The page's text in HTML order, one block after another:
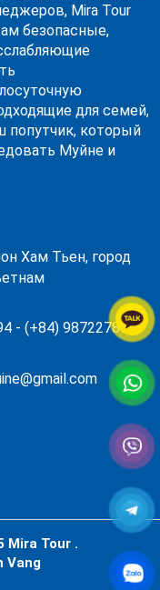
Mira Tour
безопасные,
для семей,
попутчик, который
Муйне и
Хам Тьен, город
- (+84) 987227897
Mira Tour .
Vang